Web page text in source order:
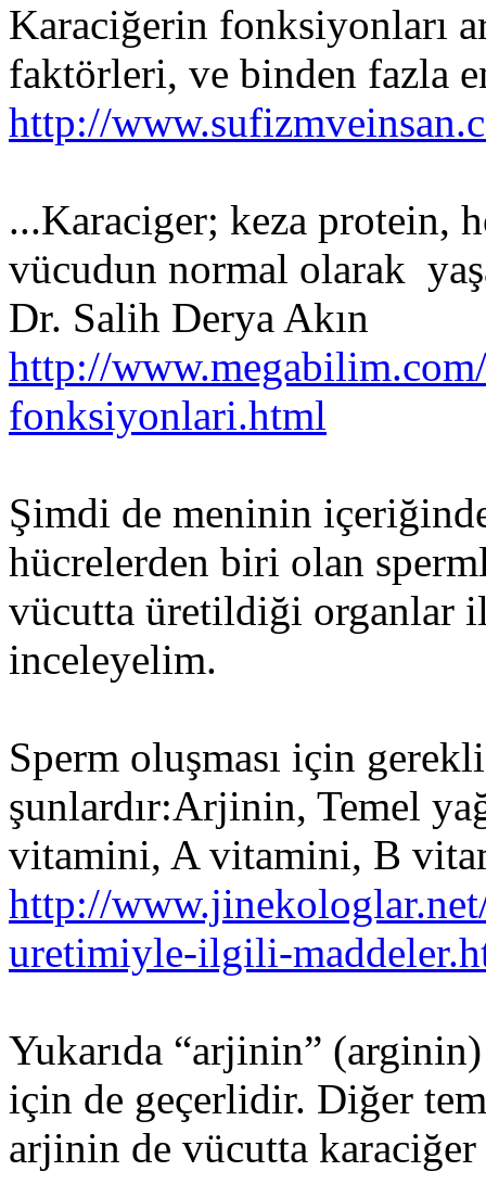
Karaciğerin fonksiyonları
faktörleri, ve binden fazla
http://
...Karaciger; keza protein,
vücudun normal olarak
Dr. Salih Derya Akın
http://
fonksiyonlari.html
Şimdi de meninin
hücrelerden biri olan
vücutta üretildiği organlar
inceleyelim.
Sperm oluşması için
şunlardır:Arjinin, Temel
vitamini, A vitamini, B
http://
uretimiyle-ilgili-
Yukarıda “arjinin”
için de geçerlidir. Diğer
arjinin de vücutta